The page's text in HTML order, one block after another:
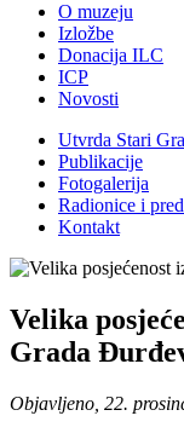
O muzeju
Izložbe
Donacija ILC
ICP
Novosti
Utvrda Stari
Publikacije
Fotogalerija
Radionice i
Kontakt
Velika
Grada
Objavljeno, 22.